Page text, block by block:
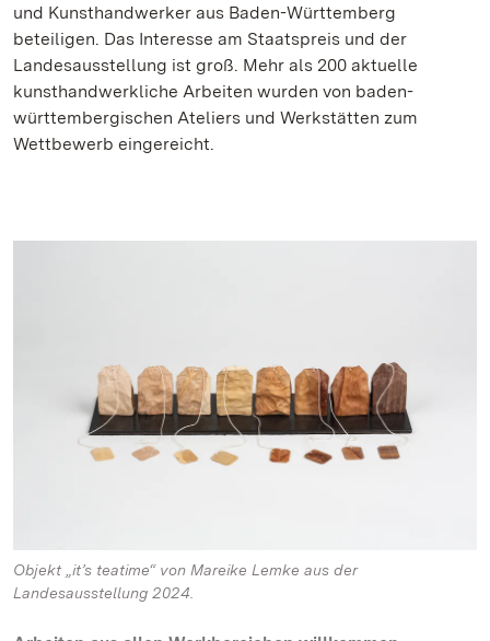
und Kunsthandwerker aus Baden-Württemberg
beteiligen. Das Interesse am Staatspreis und der
Landesausstellung ist groß. Mehr als 200 aktuelle
kunsthandwerkliche Arbeiten wurden von baden-
württembergischen Ateliers und Werkstätten zum
Wettbewerb eingereicht.
Objekt „it’s teatime“ von Mareike Lemke aus der
Landesausstellung 2024.